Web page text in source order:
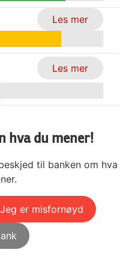
Les mer
Les mer
hva du mener!
til banken om hva
Jeg er misfornøyd